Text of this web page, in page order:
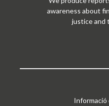
awareness about
justice and